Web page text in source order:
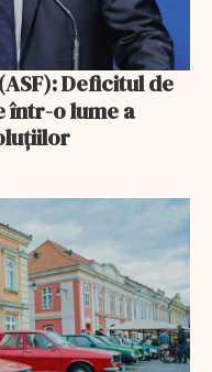
o lume a